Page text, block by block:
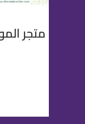
متجر